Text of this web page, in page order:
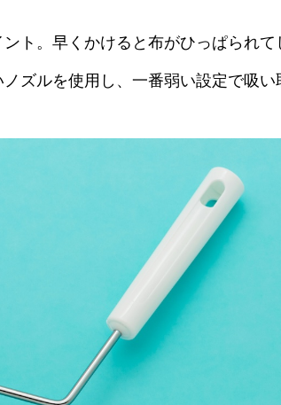
ト。早くかけると布がひっぱられて
ズルを使用し、一番弱い設定で吸い